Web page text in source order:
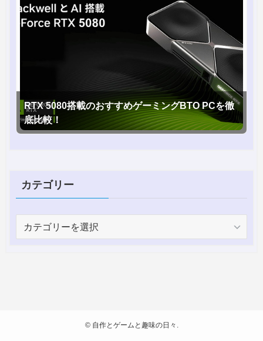
RTX 5080搭載のおすすめゲーミングBTO PCを徹
底比較！
カテゴリー
©自作とゲームと趣味の日々.